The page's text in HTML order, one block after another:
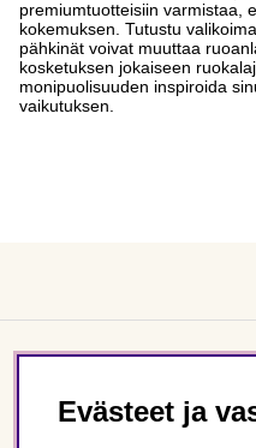
premiumtuotteisiin varmistaa,
kokemuksen. Tutustu
pähkinät voivat muuttaa
kosketuksen jokaiseen
monipuolisuuden inspiroida
vaikutuksen.
Evästeet ja